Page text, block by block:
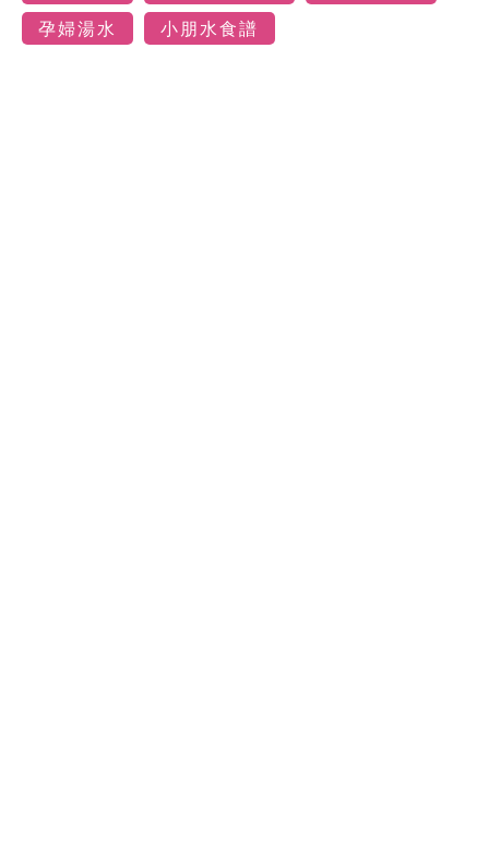
孕婦湯水
小朋水食譜